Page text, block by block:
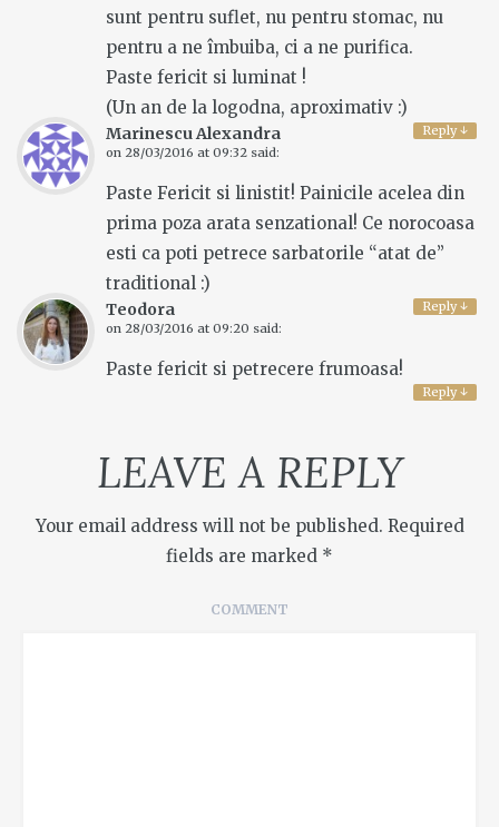
sunt pentru suflet, nu pentru stomac, nu
pentru a ne îmbuiba, ci a ne purifica.
Paste fericit si luminat !
(Un an de la logodna, aproximativ :)
Reply↓
Marinescu Alexandra
on 28/03/2016 at 09:32 said:
Paste Fericit si linistit! Painicile acelea din
prima poza arata senzational! Ce norocoasa
esti ca poti petrece sarbatorile “atat de”
traditional :)
Reply↓
Teodora
on 28/03/2016 at 09:20 said:
Paste fericit si petrecere frumoasa!
Reply↓
LEAVE A REPLY
Your email address will not be published. Required
fields are marked *
COMMENT